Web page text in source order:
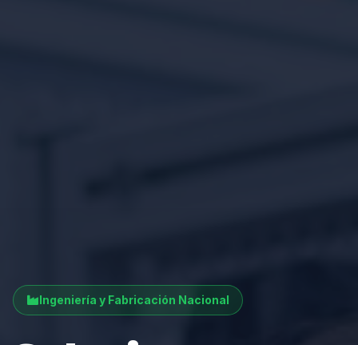
Ingeniería y Fabricación Nacional